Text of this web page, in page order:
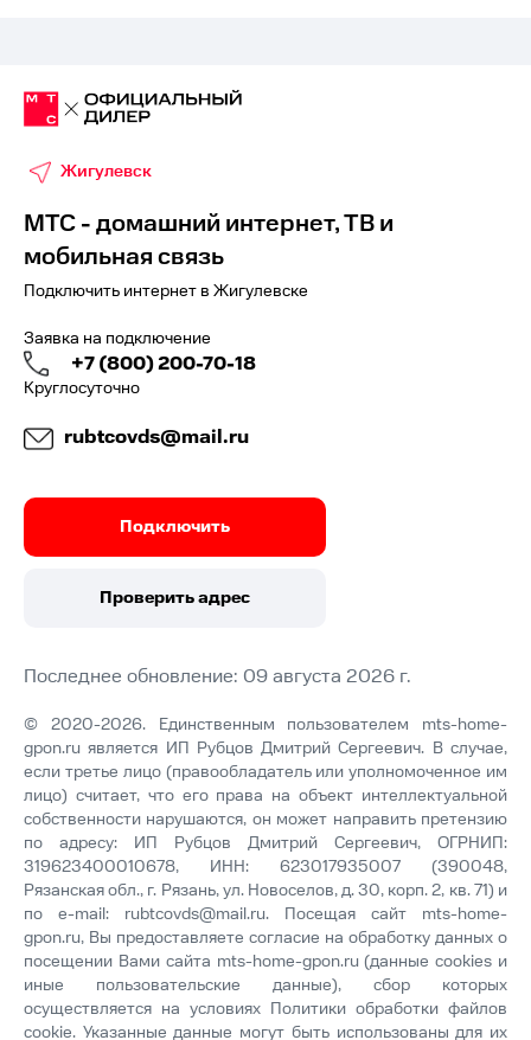
Жигулевск
МТС - домашний интернет, ТВ и
мобильная связь
Подключить интернет в Жигулевске
Заявка на подключение
+7 (800) 200-70-18
Круглосуточно
rubtcovds@mail.ru
Подключить
Проверить адрес
Последнее обновление: 09 августа 2026 г.
© 2020-2026. Единственным пользователем mts-home-
gpon.ru является ИП Рубцов Дмитрий Сергеевич. В случае,
если третье лицо (правообладатель или уполномоченное им
лицо) считает, что его права на объект интеллектуальной
собственности нарушаются, он может направить претензию
по адресу: ИП Рубцов Дмитрий Сергеевич, ОГРНИП:
319623400010678, ИНН: 623017935007 (390048,
Рязанская обл., г. Рязань, ул. Новоселов, д. 30, корп. 2, кв. 71) и
по e-mail: rubtcovds@mail.ru. Посещая сайт mts-home-
gpon.ru, Вы предоставляете согласие на обработку данных о
посещении Вами сайта mts-home-gpon.ru (данные cookies и
иные пользовательские данные), сбор которых
осуществляется на условиях Политики обработки файлов
cookie. Указанные данные могут быть использованы для их